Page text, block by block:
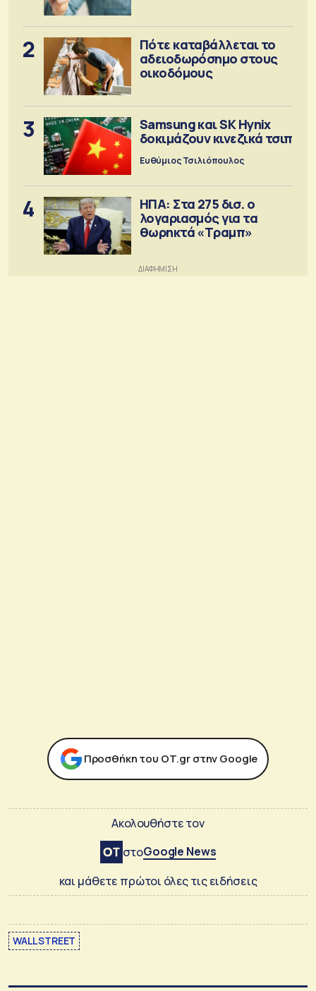
2
Πότε καταβάλλεται το
αδειοδωρόσημο στους
οικοδόμους
3
Samsung και SK Hynix
δοκιμάζουν κινεζικά τσιπ
Ευθύμιος Τσιλιόπουλος
4
ΗΠΑ: Στα 275 δισ. ο
λογαριασμός για τα
θωρηκτά «Τραμπ»
Προσθήκη του ΟΤ.gr στην Google
Ακολουθήστε τον
στοGoogle News
και μάθετε πρώτοι όλες τις ειδήσεις
WALL STREET